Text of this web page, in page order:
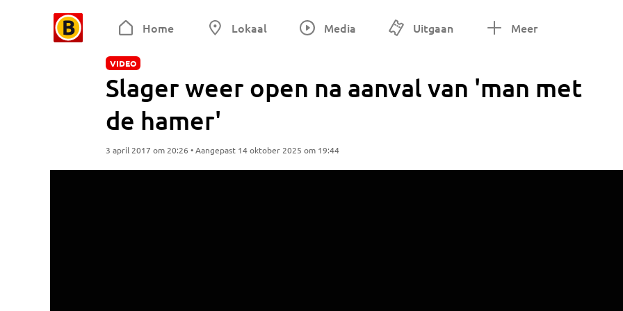
Home Lokaal Media Uitgaan Meer
VIDEO
Slager weer open na aanval van 'man met
de hamer'
3 april 2017 om 20:26 • Aangepast 14 oktober 2025 om 19:44